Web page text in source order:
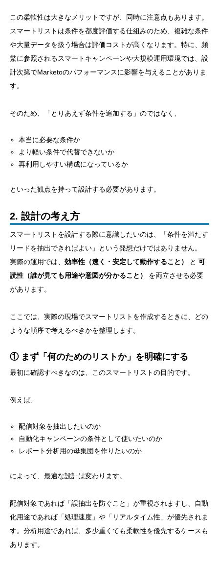
この柔軟性は大きなメリットですが、同時に注意点もあります。
スマートリストは条件を都度評価する仕組みのため、複雑な条件
や大量データを扱う場合は評価コストが高くなります。特に、頻
繁に参照されるスマートキャンペーンや大規模運用環境では、設
計次第でMarketoのパフォーマンスに影響を与えることがありま
す。
そのため、「とりあえず条件を追加する」のではなく、
本当に必要な条件か
より軽い条件で代替できないか
再利用しやすい構成になっているか
といった観点を持って設計する必要があります。
2. 設計の考え方
スマートリストを設計する際に意識したいのは、「条件を満たす
リードを抽出できればよい」という発想だけではありません。
実際の運用では、 効率性（速く・安定して動作すること） と 可
読性（誰が見ても用途や意図が分かること）
を両立させる必要
があります。
ここでは、実際の現場でスマートリストを作成するときに、どの
ような順序で考えるべきかを整理します。
① まず「何のためのリストか」を明確にする
最初に確認すべきなのは、このスマートリストの目的です。
例えば、
配信対象を抽出したいのか
自動化キャンペーンの条件として使いたいのか
レポート分析用の母集団を作りたいのか
によって、最適な設計は変わります。
配信対象であれば「誤抽出を防ぐこと」が重視されますし、自動
化用途であれば「処理速度」や「リアルタイム性」が優先されま
す。分析用途であれば、多少重くても柔軟性を優先するケースも
あります。